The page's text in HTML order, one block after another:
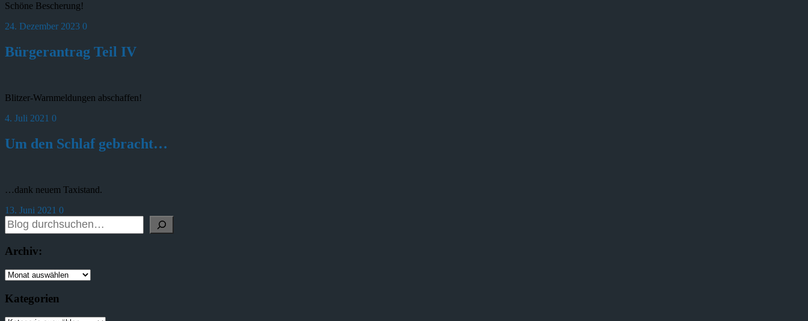
Schöne Bescherung!
24. Dezember 2023 0
Bürgerantrag Teil IV
Blitzer-Warnmeldungen abschaffen!
4. Juli 2021 0
Um den Schlaf gebracht…
…dank neuem Taxistand.
13. Juni 2021 0
Archiv:
Kategorien